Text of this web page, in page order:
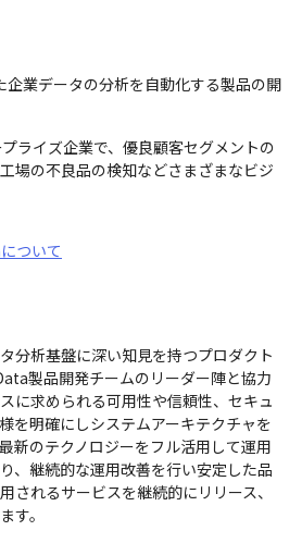
業データの分析を自動化する製品の開
ライズ企業で、優良顧客セグメントの
場の不良品の検知などさまざまなビジ
ついて
分析基盤に深い知見を持つプロダクト
製品開発チームのリーダー陣と協力
に求められる可用性や信頼性、セキュ
を明確にしシステムアーキテクチャを
新のテクノロジーをフル活用して運用
、継続的な運用改善を行い安定した品
されるサービスを継続的にリリース、
す。